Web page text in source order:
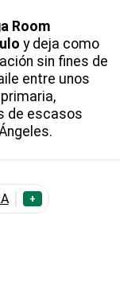
Room
y deja como
sin fines de
entre unos
de escasos
+